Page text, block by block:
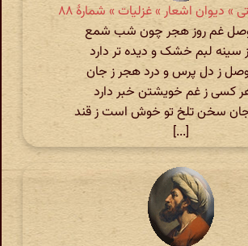
» دیوان اشعار » غزلیات » شمارهٔ ۸۸
غم روز هجر چون شب شمع
سینه لبم خشک و دیده تر دارد
ز دل پرس و درد هجر ز جان
کسی ز غم خویشتن خبر دارد
سخن تلخ تو خوش است ز قند
[...]